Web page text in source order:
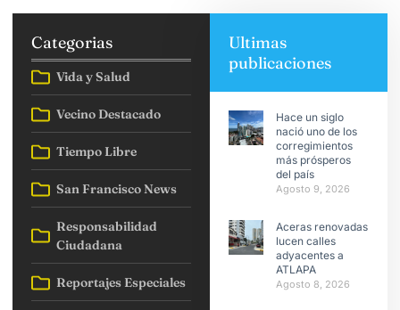
Categorias
Vida y Salud
Vecino Destacado
Tiempo Libre
San Francisco News
Responsabilidad
Ciudadana
Reportajes Especiales
Ultimas
publicaciones
Hace un siglo
nació uno de los
corregimientos
más prósperos
del país
Agosto 9, 2026
Aceras renovadas
lucen calles
adyacentes a
ATLAPA
Agosto 8, 2026